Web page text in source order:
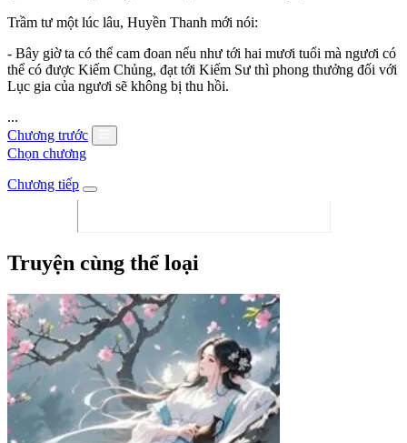
Trầm tư một lúc lâu, Huyền Thanh mới nói:
- Bây giờ ta có thể cam đoan nếu như tới hai mươi tuổi mà ngươi có
thể có được Kiếm Chủng, đạt tới Kiếm Sư thì phong thưởng đối với
Lục gia của ngươi sẽ không bị thu hồi.
...
Chương trước
Chọn chương
Chương tiếp
Truyện cùng thể loại